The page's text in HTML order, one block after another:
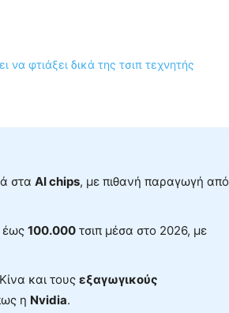
στα AI chips, με πιθανή παραγωγή από
έως 100.000 τσιπ μέσα στο 2026, με
και τους εξαγωγικούς
η Nvidia.